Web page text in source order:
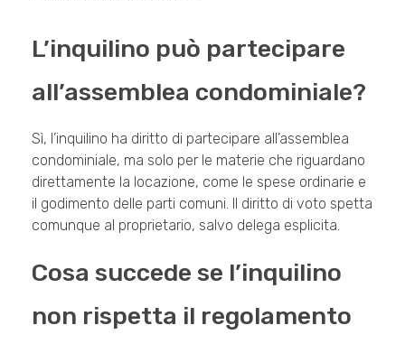
L’inquilino può partecipare
all’assemblea condominiale?
Sì, l’inquilino ha diritto di partecipare all’assemblea
condominiale, ma solo per le materie che riguardano
direttamente la locazione, come le spese ordinarie e
il godimento delle parti comuni. Il diritto di voto spetta
comunque al proprietario, salvo delega esplicita.
Cosa succede se l’inquilino
non rispetta il regolamento